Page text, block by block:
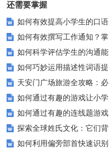
还需要掌握
如何有效提高小学生的口语
交际测试成绩？
如何有效撰写工作通知？掌
握这些技巧让你的通知更专业！
如何科学评估学生的沟通能
力？如何巧妙运用描述性词语提
升教育效果？
天安门广场旅游全攻略：必
看的历史与文化景点
如何通过有趣的游戏让小学
生轻松掌握常见姓氏？
如何通过有趣的连线题游戏
提升孩子的逻辑思维能力？
探索全球姓氏文化：它们背
后隐藏的故事？
如何利用偏旁部首快速识别